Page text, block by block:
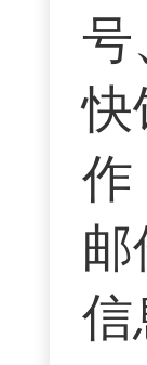
号
快
作
信